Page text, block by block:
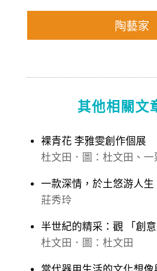
陶藝家
其他相關文
裸青花 李雅雯創作個展
杜文田．圖：杜文田、一
一款深情，於土悠游人生
莊秀玲
半世紀的精采：觀 「創
杜文田．圖：杜文田